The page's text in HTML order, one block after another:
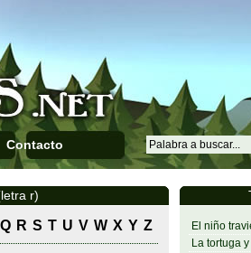
Contacto
El niño
La tortuga
r)
Q R S T U V W X Y Z